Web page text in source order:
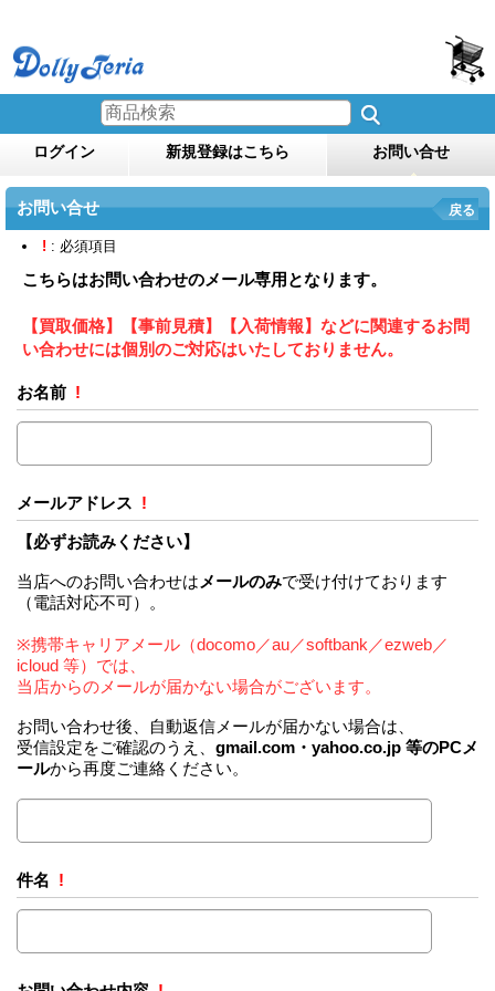
ログイン 新規登録はこちら お問い合せ
お問い合せ 戻る
! : 必須項目
こちらはお問い合わせのメール専用となります。
【買取価格】【事前見積】【入荷情報】などに関連するお問
い合わせには個別のご対応はいたしておりません。
お名前 !
メールアドレス !
【必ずお読みください】
当店へのお問い合わせは メールのみで受け付けております
（電話対応不可）。
※携帯キャリアメール（docomo／au／softbank／ezweb／
icloud 等）では、
当店からのメールが届かない場合がございます。
お問い合わせ後、自動返信メールが届かない場合は、
受信設定をご確認のうえ、 gmail.com・yahoo.co.jp 等のPCメ
ールから再度ご連絡ください。
件名 !